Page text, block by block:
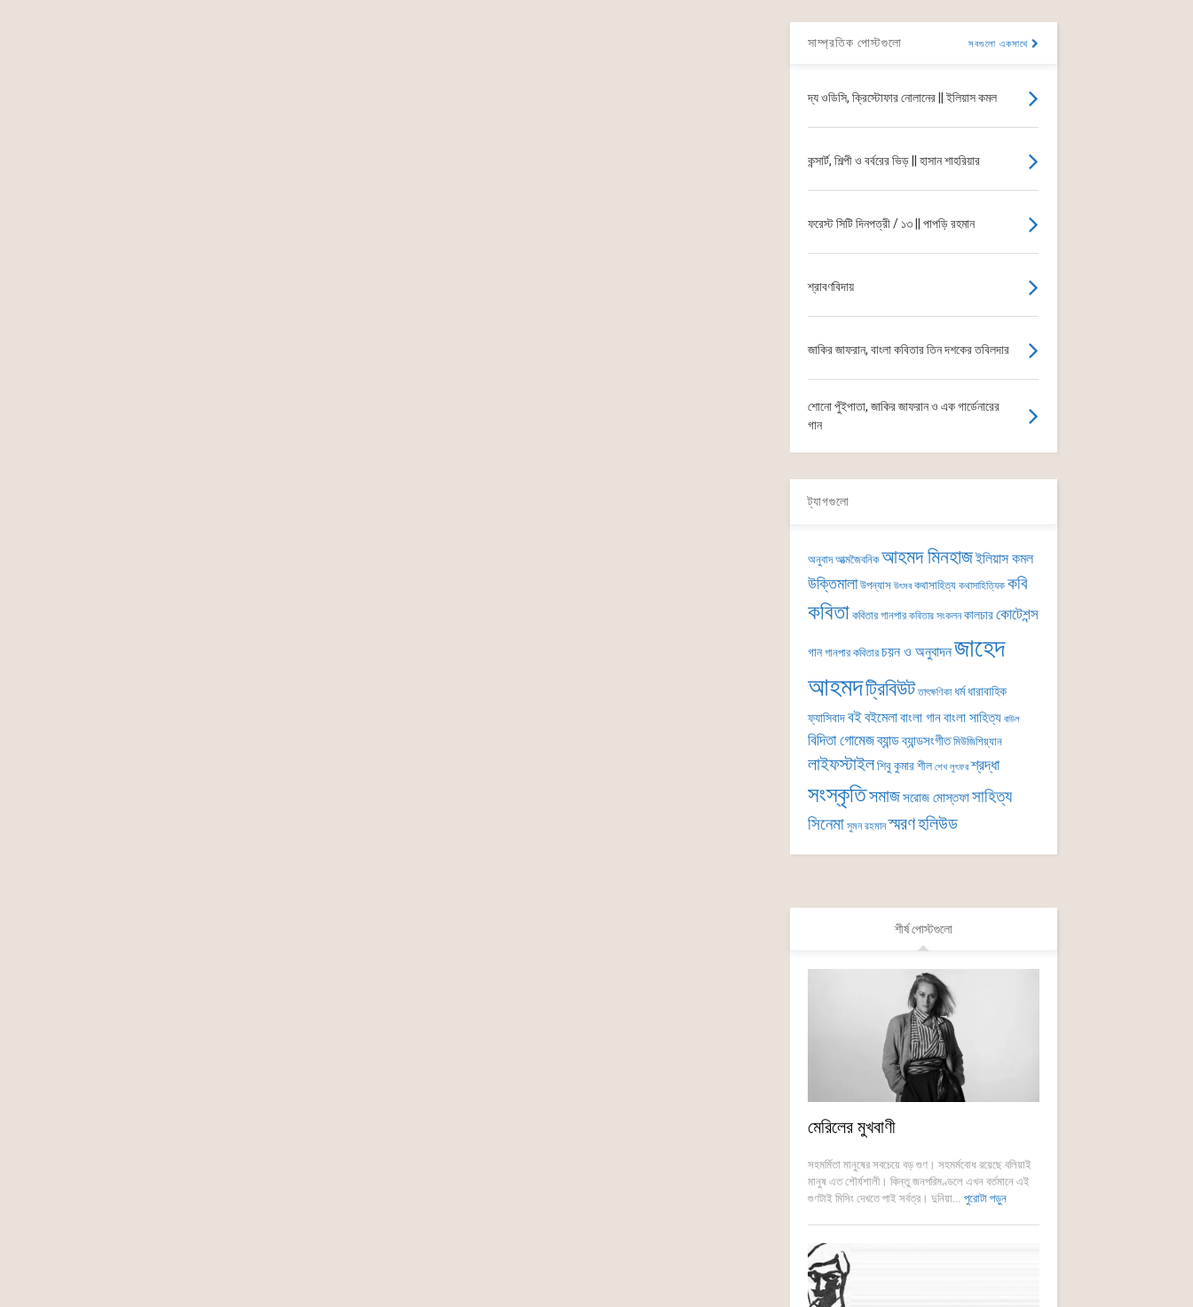
সাম্প্রতিক পোস্টগুলো সবগুলো একসাথে
দ্য ওডিসি, ক্রিস্টোফার নোলানের || ইলিয়াস কমল
কন্সার্ট, শিল্পী ও বর্বরের ভিড় || হাসান শাহরিয়ার
ফরেস্ট সিটি দিনপত্রী / ১৩ || পাপড়ি রহমান
শ্রাবণবিদায়
জাকির জাফরান, বাংলা কবিতার তিন দশকের তবিলদার
শোনো পুঁইপাতা, জাকির জাফরান ও এক গার্ডেনারের
গান
ট্যাগগুলো
অনুবাদ আত্মজৈবনিক আহমদ মিনহাজইলিয়াস কমল
উক্তিমালা উপন্যাস উৎসব কথাসাহিত্য কথাসাহিত্যিক কবি
কবিতা কবিতার গানপার কবিতার সংকলন কালচারকোটেশন্স
গান গানপার কবিতার চয়ন ও অনুবাদনজাহেদ
আহমদট্রিবিউট তাৎক্ষণিকা ধর্ম ধারাবাহিক
ফ্যাসিবাদবইবইমেলাবাংলা গানবাংলা সাহিত্য বাউল
বিদিতা গোমেজব্যান্ডব্যান্ডসংগীত মিউজিশিয়্যান
লাইফস্টাইলশিবু কুমার শীল শেখ লুৎফর শ্রদ্ধা
সংস্কৃতিসমাজসরোজ মোস্তফাসাহিত্য
সিনেমা সুমন রহমান স্মরণহলিউড
শীর্ষ পোস্টগুলো
মেরিলের মুখবাণী
সহমর্মিতা মানুষের সবচেয়ে বড় গুণ। সহমর্মবোধ রয়েছে বলিয়াই
মানুষ এত শৌর্যশালী। কিন্তু জনপরিমণ্ডলে এখন বর্তমানে এই
গুণটাই মিসিং দেখতে পাই সর্বত্র। দুনিয়া... পুরোটা পড়ুন